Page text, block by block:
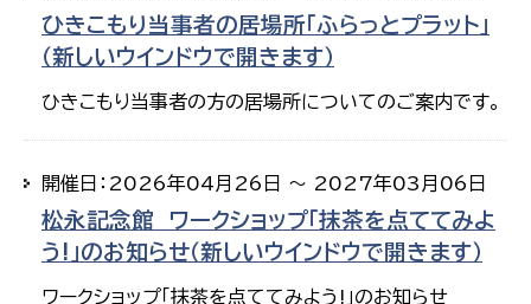
ひきこもり当事者の居場所「ふらっとプラット」
（新しいウインドウで開きます）
ひきこもり当事者の方の居場所についてのご案内です。
開催日：2026年04月26日 ～ 2027年03月06日
松永記念館 ワークショップ「抹茶を点ててみよ
う!」のお知らせ（新しいウインドウで開きます）
ワークショップ「抹茶を点ててみよう!」のお知らせ